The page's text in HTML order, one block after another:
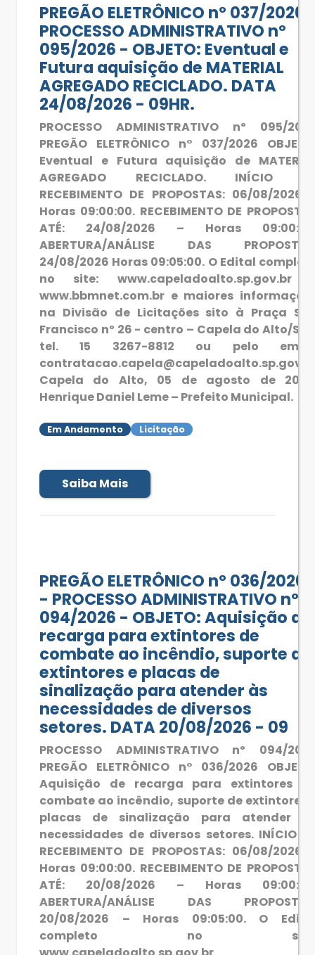
PREGÃO ELETRÔNICO n° 037/2026
PROCESSO ADMINISTRATIVO nº
095/2026 - OBJETO: Eventual e
Futura aquisição de MATERIAL
AGREGADO RECICLADO. DATA
24/08/2026 - 09HR.
PROCESSO ADMINISTRATIVO nº 095/
PREGÃO ELETRÔNICO n° 037/2026
Eventual e Futura aquisição de
AGREGADO RECICLADO. INÍCIO
RECEBIMENTO DE PROPOSTAS: 06/08/2026
Horas 09:00:00. RECEBIMENTO DE
ATÉ: 24/08/2026 – Horas
ABERTURA/ANÁLISE DAS
24/08/2026 Horas 09:05:00. O Edital
no site: www.capeladoalto.sp.gov.br
www.bbmnet.com.br e maiores
na Divisão de Licitações sito à Praça
Francisco nº 26 - centro – Capela do Alto/SP
tel. 15 3267-8812 ou pelo
Capela do Alto, 05 de agosto de
Henrique Daniel Leme – Prefeito Municipal.
Em Andamento Licitação
Saiba Mais
PREGÃO ELETRÔNICO n° 036/2026
- PROCESSO ADMINISTRATIVO nº
094/2026 - OBJETO: Aquisição de
recarga para extintores de
combate ao incêndio, suporte de
extintores e placas de
sinalização para atender às
necessidades de diversos
setores. DATA 20/08/2026 - 09
PROCESSO ADMINISTRATIVO nº 094/
PREGÃO ELETRÔNICO n° 036/2026
Aquisição de recarga para extintores
combate ao incêndio, suporte de extintores
placas de sinalização para atender
necessidades de diversos setores. INÍCIO
RECEBIMENTO DE PROPOSTAS: 06/08/2026
Horas 09:00:00. RECEBIMENTO DE
ATÉ: 20/08/2026 – Horas
ABERTURA/ANÁLISE DAS
20/08/2026 – Horas 09:05:00. O
completo no